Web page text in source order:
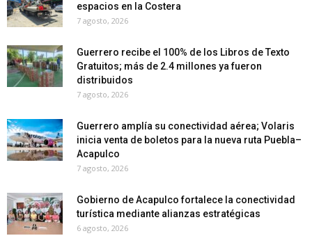
espacios en la Costera
7 agosto, 2026
Guerrero recibe el 100% de los Libros de Texto
Gratuitos; más de 2.4 millones ya fueron
distribuidos
7 agosto, 2026
Guerrero amplía su conectividad aérea; Volaris
inicia venta de boletos para la nueva ruta Puebla–
Acapulco
7 agosto, 2026
Gobierno de Acapulco fortalece la conectividad
turística mediante alianzas estratégicas
6 agosto, 2026